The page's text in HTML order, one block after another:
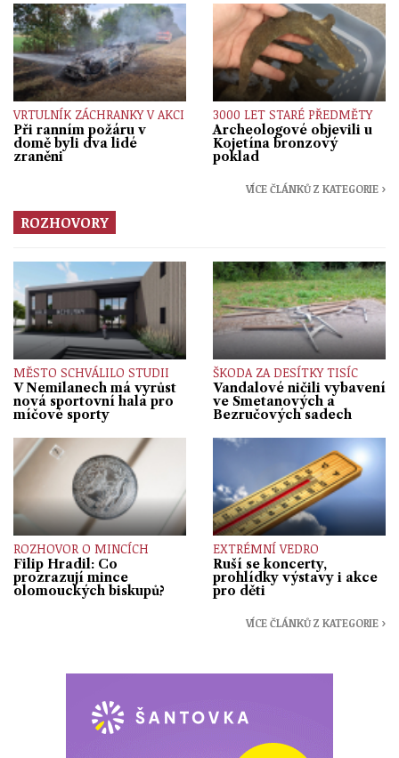
VRTULNÍK ZÁCHRANKY V AKCI
Při ranním požáru v
domě byli dva lidé
zraněni
3000 LET STARÉ PŘEDMĚTY
Archeologové objevili u
Kojetína bronzový
poklad
VÍCE ČLÁNKŮ Z KATEGORIE ›
ROZHOVORY
MĚSTO SCHVÁLILO STUDII
V Nemilanech má vyrůst
nová sportovní hala pro
míčové sporty
ŠKODA ZA DESÍTKY TISÍC
Vandalové ničili vybavení
ve Smetanových a
Bezručových sadech
ROZHOVOR O MINCÍCH
Filip Hradil: Co
prozrazují mince
olomouckých biskupů?
EXTRÉMNÍ VEDRO
Ruší se koncerty,
prohlídky výstavy i akce
pro děti
VÍCE ČLÁNKŮ Z KATEGORIE ›